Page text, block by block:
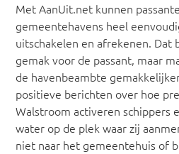
Met AanUit.net kunnen
gemeentehavens heel
uitschakelen en afrekenen. Dat
gemak voor de passant, maar
de havenbeambte
positieve berichten over hoe
Walstroom activeren schippers
water op de plek waar zij
niet naar het gemeentehuis of